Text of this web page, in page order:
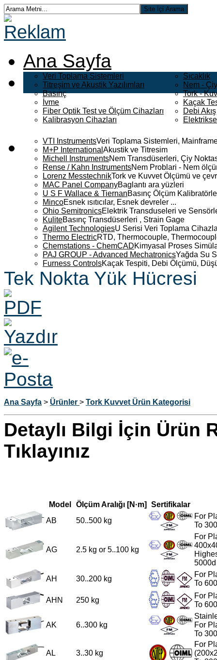
Ana Sayfa
Veri Toplama Sistemleri
Titreşim ve Akustik Yazılımları
Basınç
İvme
Fiber Optik Test ve Ölçüm Cihazları
Kalibrasyon Cihazları
Sıcaklık
Nem -
Tork -
Kaçak
Debi Akış
VTI InstrumentsVeri Toplama Sistemleri,
M+P International Akustik ve Titresim
Michell InstrumentsNem Transdüserleri, Çiy
Rense / Kahn InstrumentsNem Problari - Nem
Lorenz MesstechnikTork ve Kuvvet Ölçümü ve
MAC Panel CompanyBaglantı ara yüzleri
U S F Wallace & TiernanBasınç Ölçüm
MincoEsnek ısıtıcılar, Esnek devreler ...
Ohio SemitronicsElektrik Transduseleri ve
KuliteBasınç Transdüserleri , Strain Gage
Agilent TechnologiesU Serisi Veri Toplama
Thermo ElectricRTD, Thermocouple,
Chemstations - ChemCADKimyasal Proses
PAJ GROUP - Advanced MechatronicsYağda Su
Furness ControlsKaçak Tespiti, Debi Ölçümü,
Tek Nokta Yük Hücresi
Ana Sayfa > Ürünler > Tork Kuvvet Ürün Kategorisi
Detaylı Bilgi İçin Ürün
Tıklayınız
Model Ölçüm Aralığı [N·m]
Sertifikalar
AB
50..500 kg
For
To
AG 2.5 kg or 5..100 kg
For
AH
30..200 kg
For
To
AHN 250 kg
For
To
AK 6..300 kg
For
To
AL 3..30 kg
For